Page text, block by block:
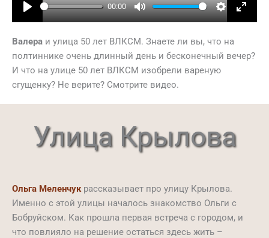
Play
00:00
Mute Settings
Валера и улица 50 лет ВЛКСМ. Знаете ли вы, что на
полтиннике очень длинный день и бесконечный вечер?
И что на улице 50 лет ВЛКСМ изобрели вареную
сгущенку? Не верите? Смотрите видео.
Улица Крылова
Ольга Меленчук рассказывает про улицу Крылова.
Именно с этой улицы началось знакомство Ольги с
Бобруйском. Как прошла первая встреча с городом, и
что повлияло на решение остаться здесь жить –